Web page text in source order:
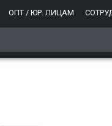
ОПТ / ЮР. ЛИЦАМ